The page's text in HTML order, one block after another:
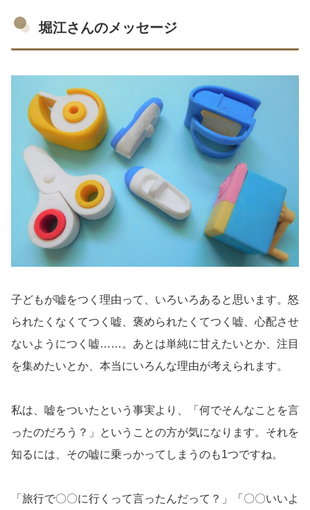
堀江さんのメッセージ
子どもが嘘をつく理由って、いろいろあると思います。怒
られたくなくてつく嘘、褒められたくてつく嘘、心配させ
ないようにつく嘘……。あとは単純に甘えたいとか、注目
を集めたいとか、本当にいろんな理由が考えられます。
私は、嘘をついたという事実より、「何でそんなことを言
ったのだろう？」ということの方が気になります。それを
知るには、その嘘に乗っかってしまうのも1つですね。
「旅行で〇〇に行くって言ったんだって？」「〇〇いいよ